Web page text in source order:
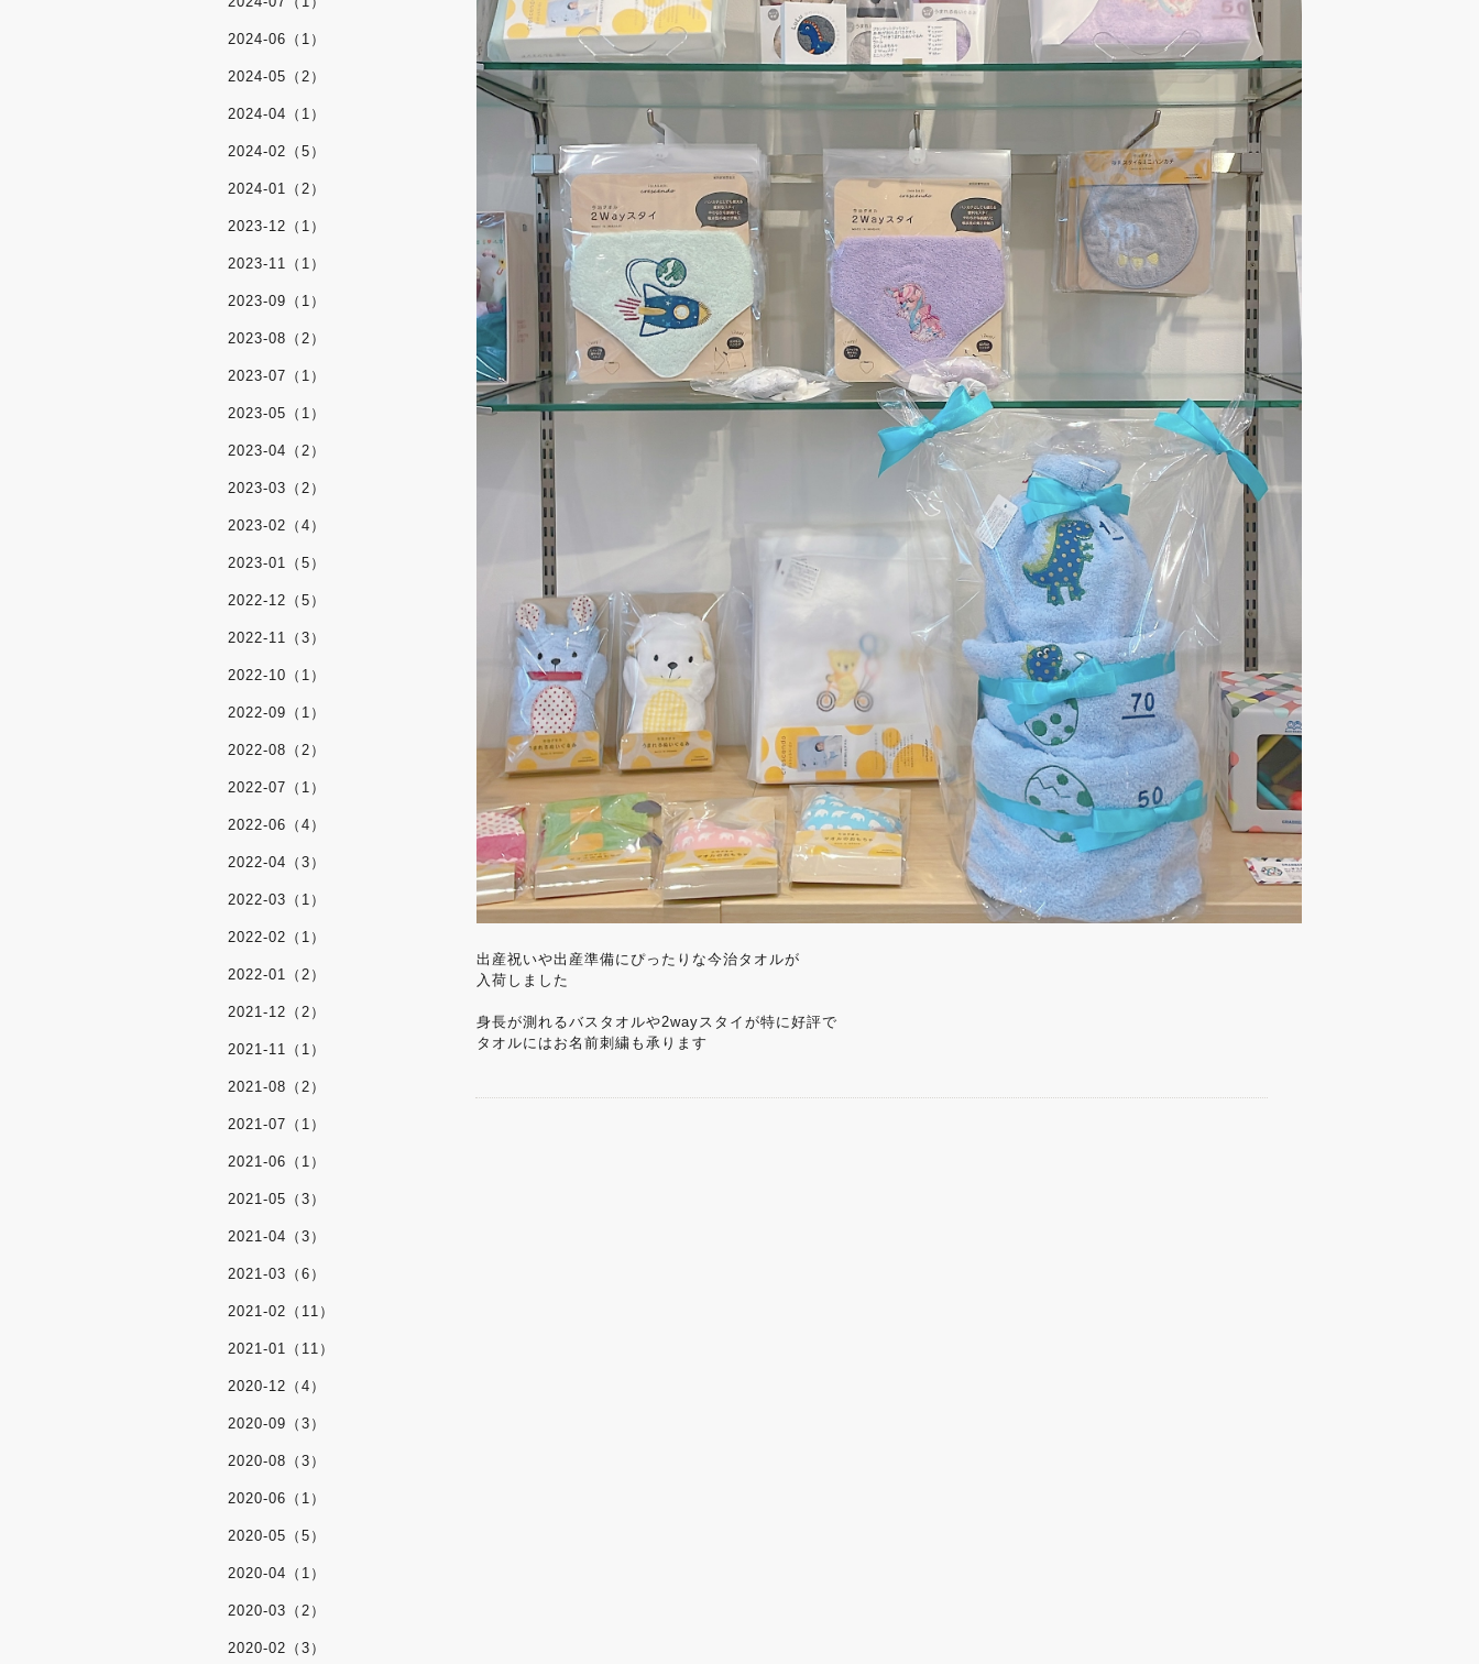
出産祝いや出産準備にぴったりな今治タオルが
入荷しました
身長が測れるバスタオルや2wayスタイが特に好評で
タオルにはお名前刺繍も承ります
2024-06（1）
2024-05（2）
2024-04（1）
2024-02（5）
2024-01（2）
2023-12（1）
2023-11（1）
2023-09（1）
2023-08（2）
2023-07（1）
2023-05（1）
2023-04（2）
2023-03（2）
2023-02（4）
2023-01（5）
2022-12（5）
2022-11（3）
2022-10（1）
2022-09（1）
2022-08（2）
2022-07（1）
2022-06（4）
2022-04（3）
2022-03（1）
2022-02（1）
2022-01（2）
2021-12（2）
2021-11（1）
2021-08（2）
2021-07（1）
2021-06（1）
2021-05（3）
2021-04（3）
2021-03（6）
2021-02（11）
2021-01（11）
2020-12（4）
2020-09（3）
2020-08（3）
2020-06（1）
2020-05（5）
2020-04（1）
2020-03（2）
2020-02（3）